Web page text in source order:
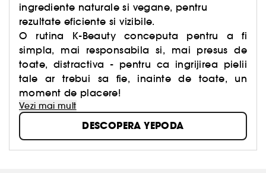
ingrediente naturale si vegane, pentru
rezultate eficiente si vizibile.
O rutina K-Beauty conceputa pentru a fi
simpla, mai responsabila si, mai presus de
toate, distractiva - pentru ca ingrijirea pielii
tale ar trebui sa fie, inainte de toate, un
moment de placere!
Vezi mai mult
DESCOPERA YEPODA